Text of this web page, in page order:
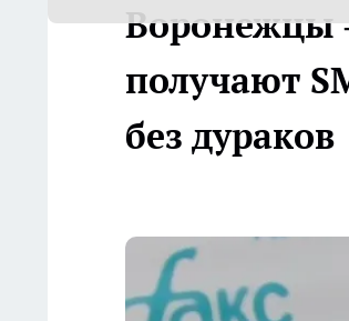
Воронежцы
получают
без дураков